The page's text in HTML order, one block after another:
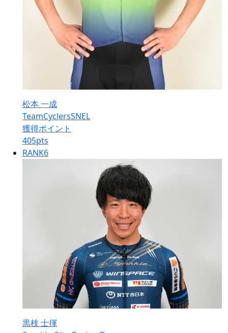
松本 一成
TeamCyclersSNEL
獲得ポイント
405pts
RANK6
黒枝 士揮